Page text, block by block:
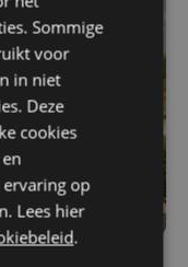
Sommige
voor
in niet
Deze
cookies
op
Lees hier
.